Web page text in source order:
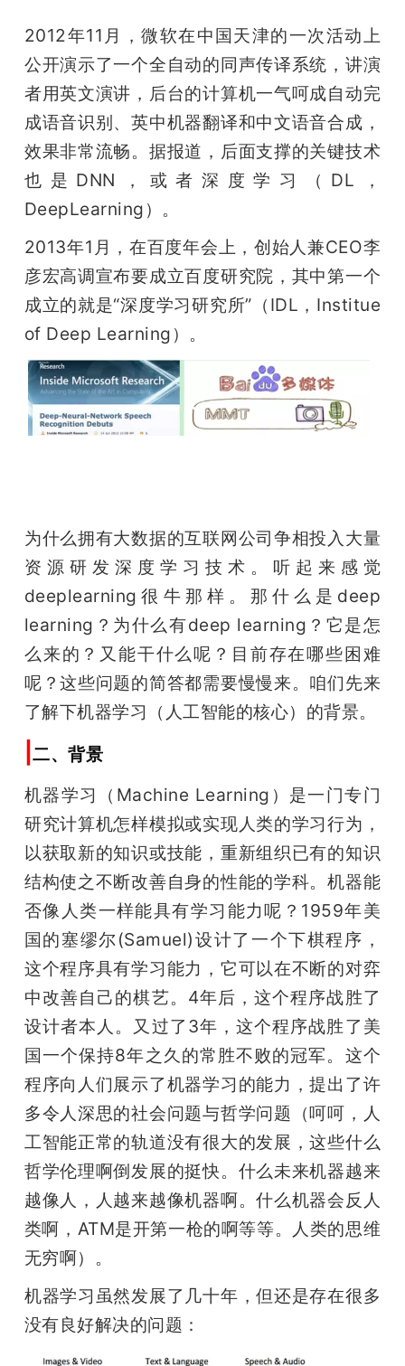
2012年11月，微软在中国天津的一次活动上
公开演示了一个全自动的同声传译系统，讲演
者用英文演讲，后台的计算机一气呵成自动完
成语音识别、英中机器翻译和中文语音合成，
效果非常流畅。据报道，后面支撑的关键技术
也是DNN，或者深度学习（DL，
DeepLearning）。
2013年1月，在百度年会上，创始人兼CEO李
彦宏高调宣布要成立百度研究院，其中第一个
成立的就是“深度学习研究所”（IDL，Institue
of Deep Learning）。
为什么拥有大数据的互联网公司争相投入大量
资源研发深度学习技术。听起来感觉
deeplearning很牛那样。那什么是deep
learning？为什么有deep learning？它是怎
么来的？又能干什么呢？目前存在哪些困难
呢？这些问题的简答都需要慢慢来。咱们先来
了解下机器学习（人工智能的核心）的背景。
|二、背景
机器学习（Machine Learning）是一门专门
研究计算机怎样模拟或实现人类的学习行为，
以获取新的知识或技能，重新组织已有的知识
结构使之不断改善自身的性能的学科。机器能
否像人类一样能具有学习能力呢？1959年美
国的塞缪尔(Samuel)设计了一个下棋程序，
这个程序具有学习能力，它可以在不断的对弈
中改善自己的棋艺。4年后，这个程序战胜了
设计者本人。又过了3年，这个程序战胜了美
国一个保持8年之久的常胜不败的冠军。这个
程序向人们展示了机器学习的能力，提出了许
多令人深思的社会问题与哲学问题（呵呵，人
工智能正常的轨道没有很大的发展，这些什么
哲学伦理啊倒发展的挺快。什么未来机器越来
越像人，人越来越像机器啊。什么机器会反人
类啊，ATM是开第一枪的啊等等。人类的思维
无穷啊）。
机器学习虽然发展了几十年，但还是存在很多
没有良好解决的问题：